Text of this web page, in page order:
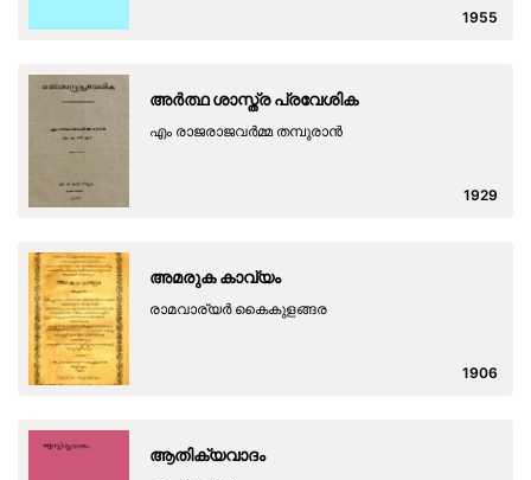
1955
അർത്ഥ ശാസ്ത്ര പ്രവേശിക
എം രാജരാജവർമ്മ തമ്പുരാൻ
1929
അമരുക കാവ്യം
രാമവാര്യര്‍ കൈകുളങ്ങര
1906
ആതിക്യവാദം